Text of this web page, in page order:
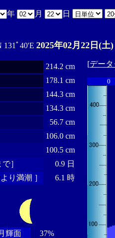
年 月 日
131ﾟ40'E 2025年02月22日(土)
214.2 cm
178.1 cm
144.3 cm
134.3 cm
56.7 cm
106.0 cm
100.5 cm
］
0.9 日
り満潮 ］
6.1 時
輝面
37%
[デー
0